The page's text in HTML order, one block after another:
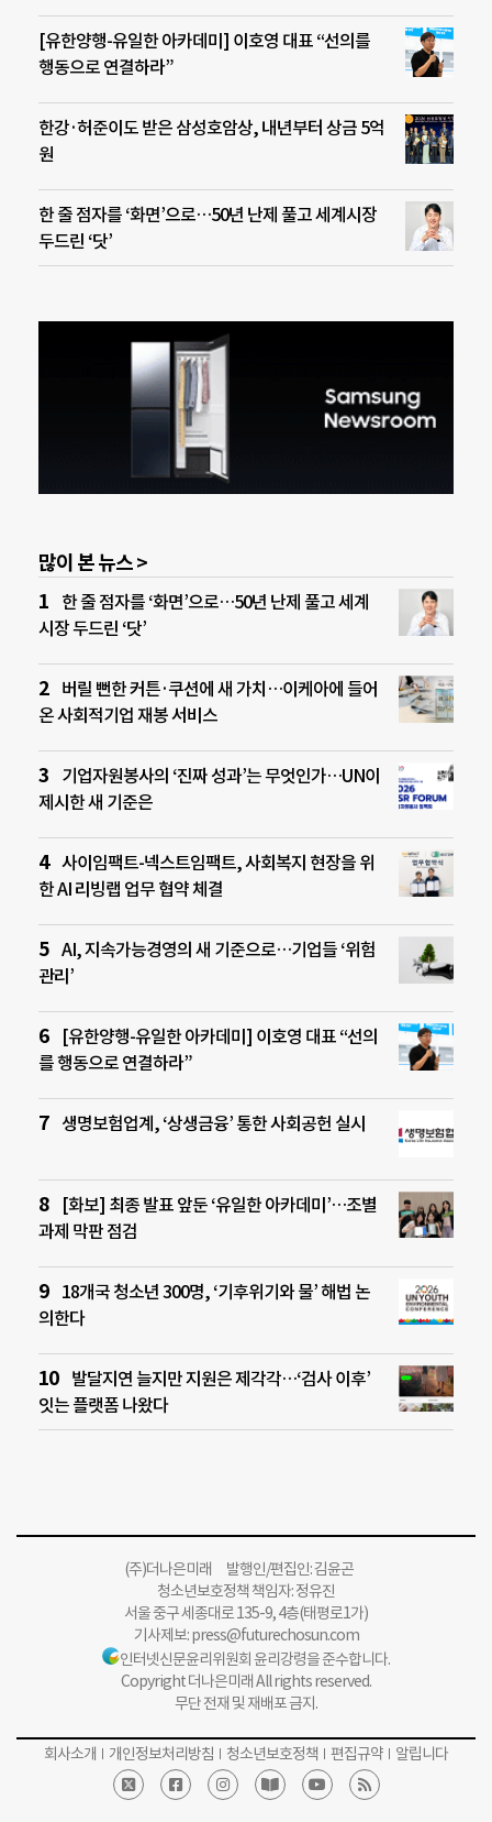
[유한양행-유일한 아카데미] 이호영 대표 “선의를
행동으로 연결하라”
한강·허준이도 받은 삼성호암상, 내년부터 상금 5억
원
한 줄 점자를 ‘화면’으로…50년 난제 풀고 세계시장
두드린 ‘닷’
많이 본 뉴스 >
한 줄 점자를 ‘화면’으로…50년 난제 풀고 세계
시장 두드린 ‘닷’
버릴 뻔한 커튼·쿠션에 새 가치…이케아에 들어
온 사회적기업 재봉 서비스
기업자원봉사의 ‘진짜 성과’는 무엇인가…UN이
제시한 새 기준은
사이임팩트-넥스트임팩트, 사회복지 현장을 위
한 AI 리빙랩 업무 협약 체결
AI, 지속가능경영의 새 기준으로…기업들 ‘위험
관리’
[유한양행-유일한 아카데미] 이호영 대표 “선의
를 행동으로 연결하라”
생명보험업계, ‘상생금융’ 통한 사회공헌 실시
[화보] 최종 발표 앞둔 ‘유일한 아카데미’…조별
과제 막판 점검
18개국 청소년 300명, ‘기후위기와 물’ 해법 논
의한다
발달지연 늘지만 지원은 제각각…‘검사 이후’
잇는 플랫폼 나왔다
(주)더나은미래 발행인/편집인: 김윤곤
청소년보호정책 책임자: 정유진
서울 중구 세종대로 135-9, 4층(태평로1가)
기사제보:press@futurechosun.com
인터넷신문윤리위원회 윤리강령을 준수합니다.
Copyright 더나은미래 All rights reserved.
무단 전재 및 재배포 금지.
회사소개 개인정보처리방침 청소년보호정책 편집규약 알립니다